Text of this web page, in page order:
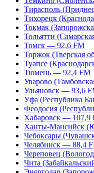
Тирасполь
Тихорецк
Токмак
Тольятти
Томск — 92,6 FM
Торжок (Тверская
Туапсе
Тюмень — 92,4 FM
Уварово
Ульяновск — 93,6
Уфа (Республика
Феодосия
Хабаровск — 107,9
Ханты-Мансийск
Чебоксары
Челябинск — 88,4
Череповец
Чита